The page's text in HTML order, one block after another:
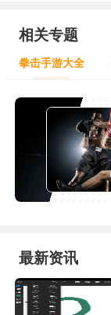
相关专题
拳击手游大全
最新资讯